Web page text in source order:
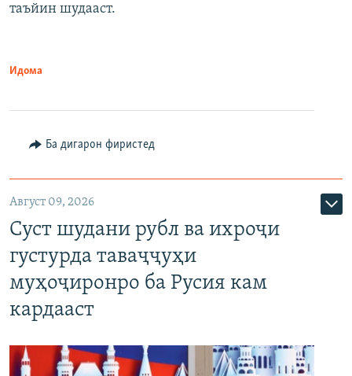
таъйин шудааст.
Идома
Ба дигарон фиристед
Август 09, 2026
Суст шудани рубл ва ихроҷи
густурда таваҷҷуҳи
муҳоҷиронро ба Русия кам
кардааст